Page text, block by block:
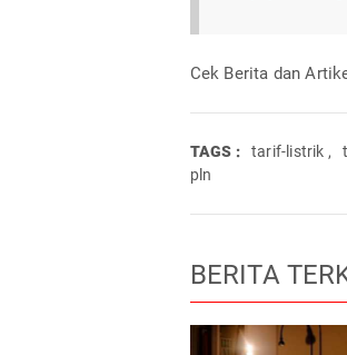
Cek Berita dan
TAGS : tarif-listrik ,
pln
BERITA